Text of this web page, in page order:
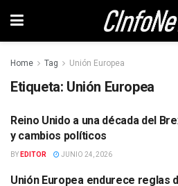
Home Tag Unión Europea
Etiqueta: Unión Europea
INTERNACIONAL
Reino Unido a una década del
y cambios políticos
BY EDITOR JUNIO 24, 2026
INTERNACIONAL
Unión Europea endurece reglas